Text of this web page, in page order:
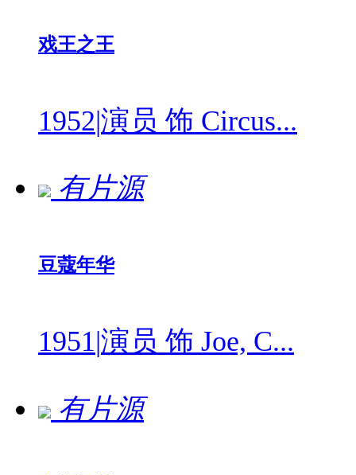
戏王之王
1952|演员 饰 Circus...
有片源
豆蔻年华
1951|演员 饰 Joe, C...
有片源